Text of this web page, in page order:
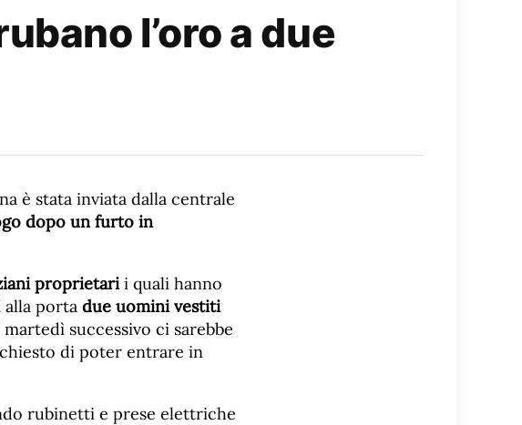
l’oro a due
è stata inviata dalla centrale
dopo un furto in
proprietarii quali hanno
alla porta due uomini vestiti
successivo ci sarebbe
di poter entrare in
rubinetti e prese elettriche